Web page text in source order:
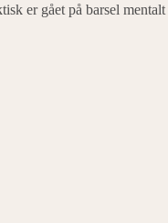
er gået på barsel